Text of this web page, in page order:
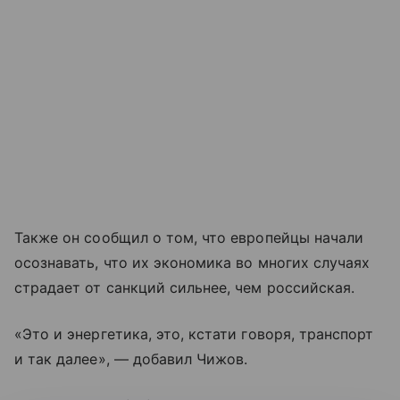
Также он сообщил о том, что европейцы начали
осознавать, что их экономика во многих случаях
страдает от санкций сильнее, чем российская.
«Это и энергетика, это, кстати говоря, транспорт
и так далее», — добавил Чижов.